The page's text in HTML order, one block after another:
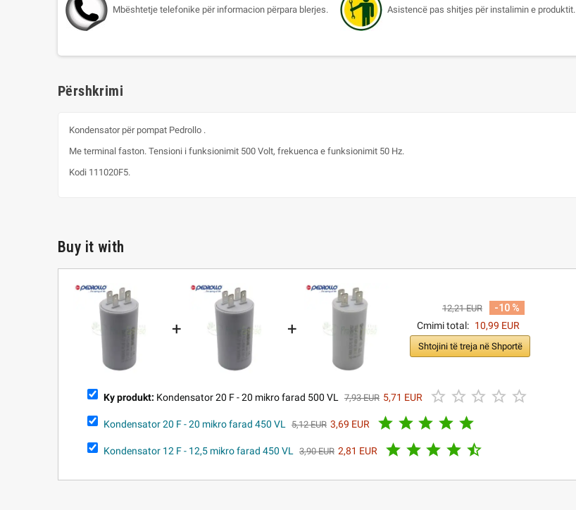
Mbështetje telefonike për informacion përpara blerjes. Asistencë pas shitjes për instalimin e produktit.
Përshkrimi
Kondensator për pompat Pedrollo .
Me terminal faston. Tensioni i funksionimit 500 Volt, frekuenca e funksionimit 50 Hz.
Kodi 111020F5.
Buy it with
+ +
12,21 EUR
-10 %
Cmimi total: 10,99 EUR
Shtojini të treja në Shportë
Ky produkt: Kondensator 20 F - 20 mikro farad 500 VL 7,93 EUR 5,71 EUR     
Kondensator 20 F - 20 mikro farad 450 VL 5,12 EUR 3,69 EUR     
Kondensator 12 F - 12,5 mikro farad 450 VL 3,90 EUR 2,81 EUR     